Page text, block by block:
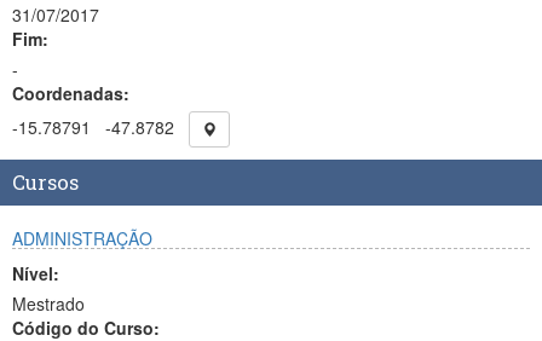
31/07/2017
Fim:
-
Coordenadas:
-15.78791
-47.8782
Cursos
ADMINISTRAÇÃO
Nível:
Mestrado
Código do Curso: